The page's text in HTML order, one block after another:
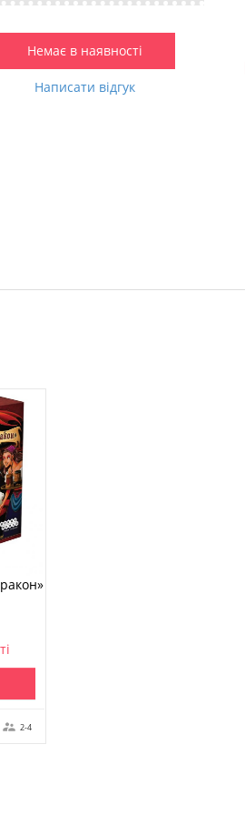
Немає в наявності
Написати відгук
2-4